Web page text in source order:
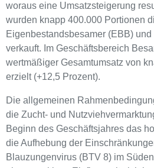
woraus eine Umsatzsteigerung
wurden knapp 400.000 Portionen
Eigenbestandsbesamer (EBB)
verkauft. Im Geschäftsbereich
wertmäßiger Gesamtumsatz von
erzielt (+12,5 Prozent).
Die allgemeinen
die Zucht- und
Beginn des Geschäftsjahres das
die Aufhebung der
Blauzungenvirus (BTV 8) im